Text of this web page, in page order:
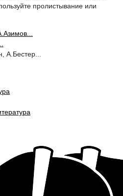
пролистывание или
А.Бестер...